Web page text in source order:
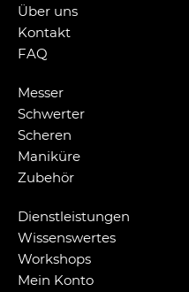
Über uns
Kontakt
FAQ
Messer
Schwerter
Scheren
Maniküre
Zubehör
Dienstleistungen
Wissenswertes
Workshops
Mein Konto